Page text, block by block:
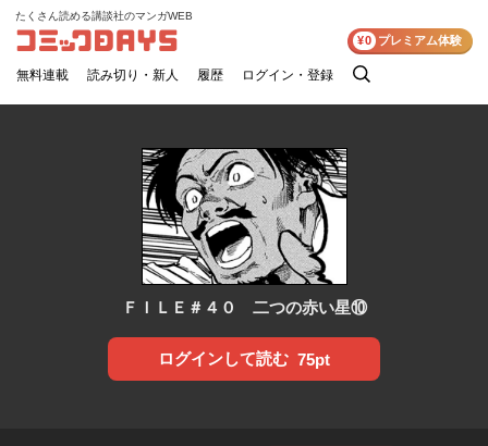
コミックDAYS
たくさん読める講談社のマンガWEB
無料連載 読み切り・新人 履歴 ログイン・登録
検
¥0 プレミアム体験
ＦＩＬＥ＃４０ 二つの赤い星⑩
ログインして読む 75pt